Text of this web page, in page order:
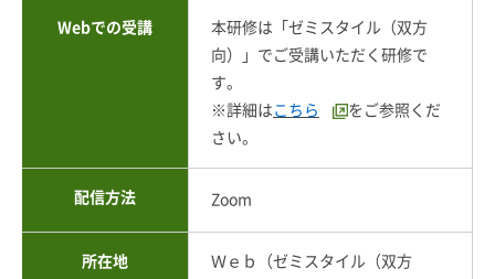
Webでの受講
本研修は「ゼミスタイル（双方
向）」でご受講いただく研修で
す。
※詳細は こちら
をご参照くだ
さい。
配信方法 Zoom
所在地
Ｗｅｂ（ゼミスタイル（双方